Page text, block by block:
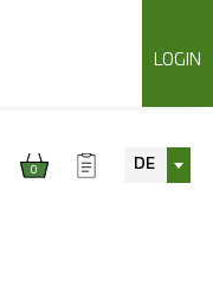
LOGIN
0 DE